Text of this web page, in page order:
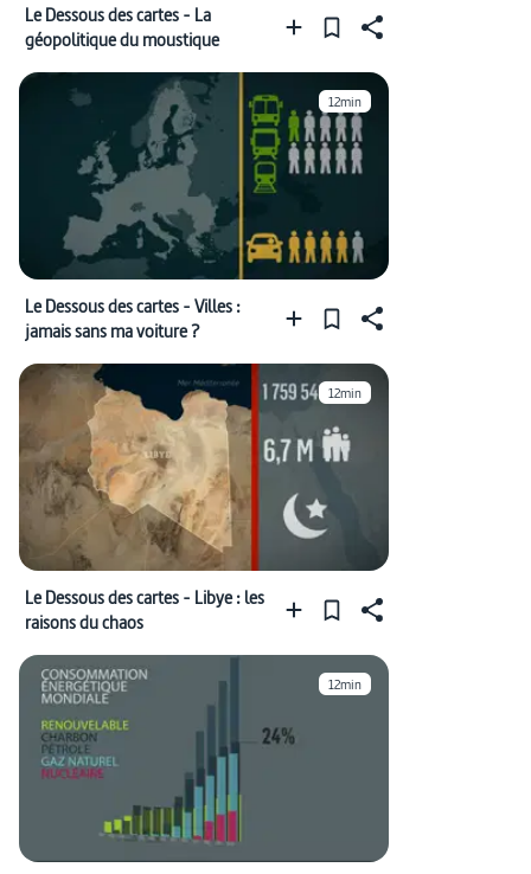
Le Dessous des cartes - La
géopolitique du moustique
12min
Le Dessous des cartes - Villes :
jamais sans ma voiture ?
12min
Le Dessous des cartes - Libye : les
raisons du chaos
12min